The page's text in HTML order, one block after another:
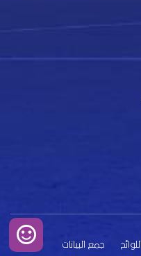
اللوائح
جمع البيانات